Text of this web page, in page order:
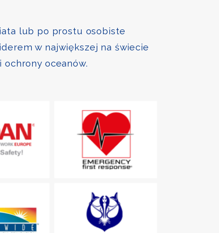
lub po prostu osobiste
w największej na świecie
ochrony oceanów.